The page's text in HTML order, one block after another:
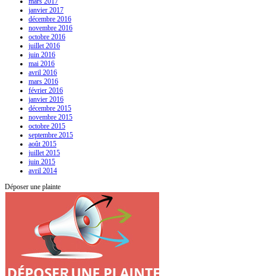
janvier 2017
décembre 2016
novembre 2016
octobre 2016
juillet 2016
juin 2016
mai 2016
avril 2016
mars 2016
février 2016
janvier 2016
décembre 2015
novembre 2015
octobre 2015
septembre 2015
août 2015
juillet 2015
juin 2015
avril 2014
Déposer une plainte